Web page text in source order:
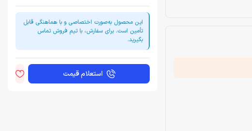
این محصول به‌صورت اختصاصی و با هماهنگی قابل
تأمین است. برای سفارش، با تیم فروش تماس
بگیرید.
استعلام قیمت